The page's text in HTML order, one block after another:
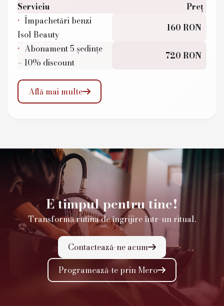
Serviciu
Preț
Împachetări benzi
Isol Beauty
160 RON
Abonament 5 ședințe
– 10% discount
720 RON
Află mai multe
E timpul pentru tine!
Transformă rutina de îngrijire într-un ritual.
Contactează-ne acum
Programează-te prin Mero